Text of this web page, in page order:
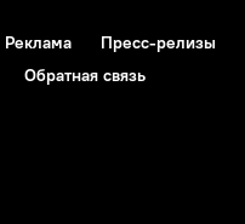
Реклама Пресс-релизы
Обратная связь